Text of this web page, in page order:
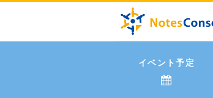
イベント予定